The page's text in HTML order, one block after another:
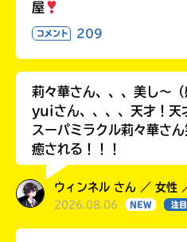
屋
コメント 209
莉々華さん、、、美し〜（
yuiさん、、、、天才！天
スーパミラクル莉々華さん
癒される！！！
ウィンネル さん ／ 女性
2026.08.06 NEW 注